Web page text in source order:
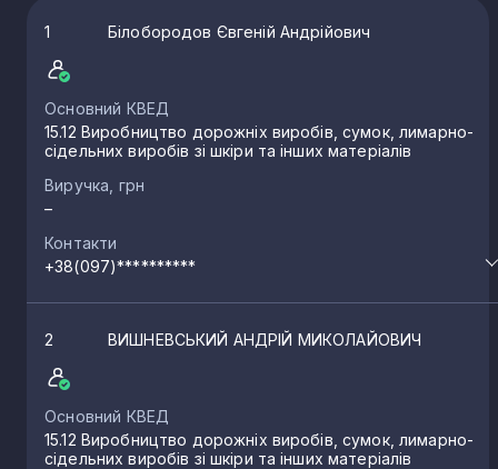
1 Білобородов Євгеній Андрійович
Основний КВЕД
15.12 Виробництво дорожніх виробів, сумок, лимарно-
сідельних виробів зі шкіри та інших матеріалів
Виручка, грн
–
Контакти
+38(097)**********
2 ВИШНЕВСЬКИЙ АНДРІЙ МИКОЛАЙОВИЧ
Основний КВЕД
15.12 Виробництво дорожніх виробів, сумок, лимарно-
сідельних виробів зі шкіри та інших матеріалів